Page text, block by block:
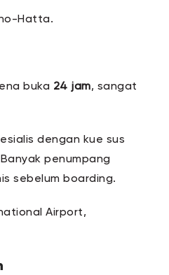
Hatta.
buka 24 jam, sangat
dengan kue sus
penumpang
sebelum boarding.
Airport,